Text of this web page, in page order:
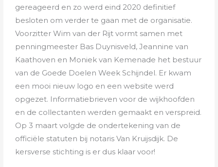
gereageerd en zo werd eind 2020 definitief
besloten om verder te gaan met de organisatie.
Voorzitter Wim van der Rijt vormt samen met
penningmeester Bas Duynisveld, Jeannine van
Kaathoven en Moniek van Kemenade het bestuur
van de Goede Doelen Week Schijndel. Er kwam
een mooi nieuw logo en een website werd
opgezet. Informatiebrieven voor de wijkhoofden
en de collectanten werden gemaakt en verspreid.
Op 3 maart volgde de ondertekening van de
officiële statuten bij notaris Van Kruijsdijk. De
kersverse stichting is er dus klaar voor!